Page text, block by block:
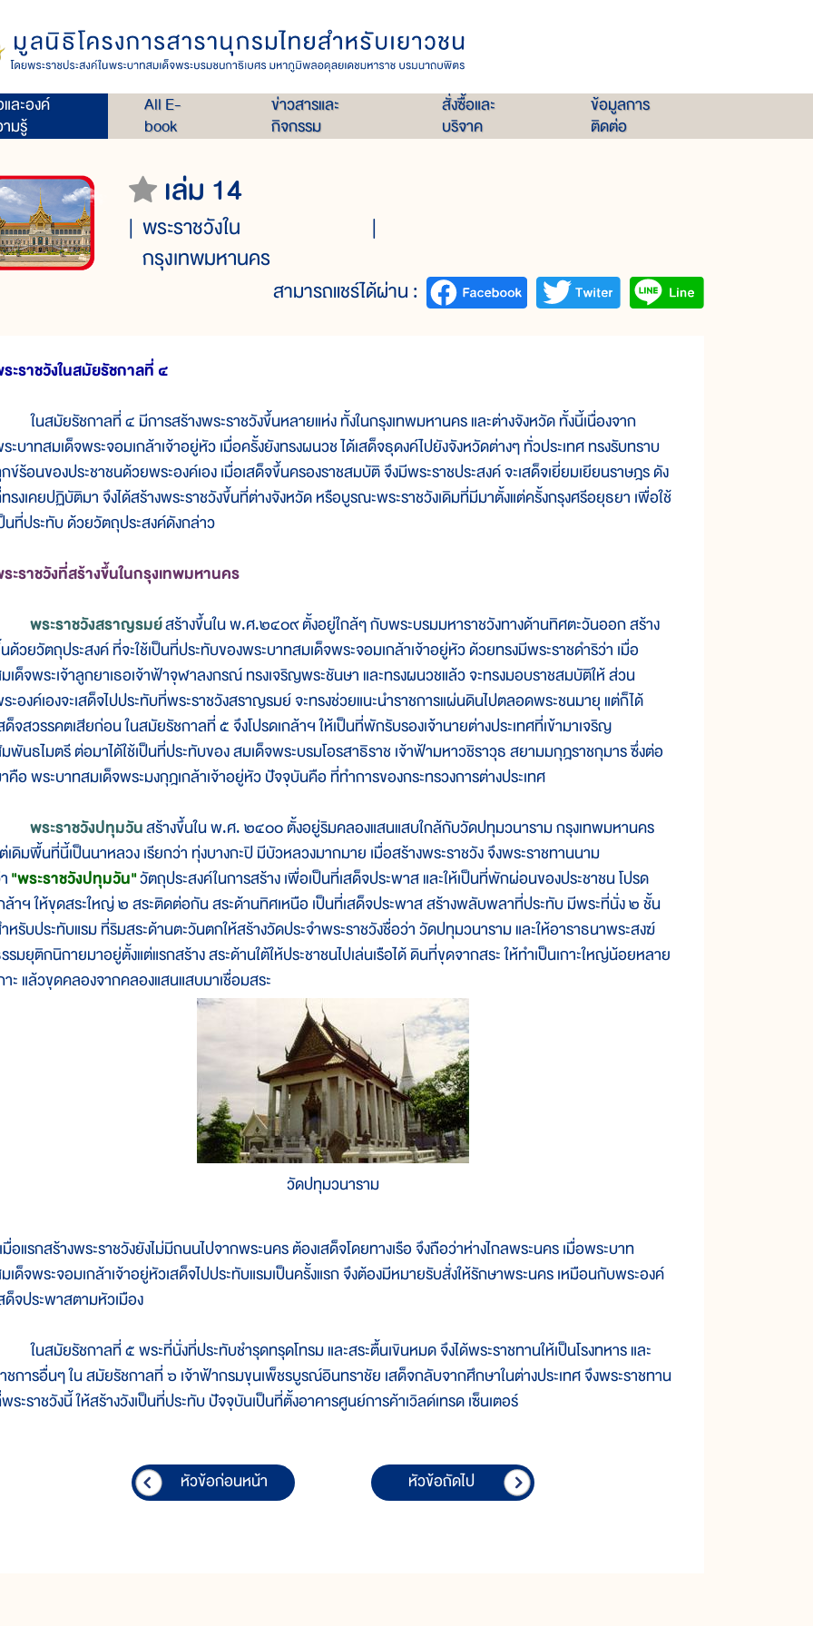
ละองค์
มรู้
All E-
book
ข่าวสารและ
กิจกรรม
สั่งซื้อและ
บริจาค
ข้อมูลการ
ติดต่อ
เล่ม 14
พระราชวังใน
กรุงเทพมหานคร
สามารถแชร์ได้ผ่าน :
ะราชวังในสมัยรัชกาลที่ ๔
ในสมัยรัชกาลที่ ๔ มีการสร้างพระราชวังขึ้นหลายแห่ง ทั้งในกรุงเทพมหานคร และต่างจังหวัด ทั้งนี้เนื่องจาก
ะบาทสมเด็จพระจอมเกล้าเจ้าอยู่หัว เมื่อครั้งยังทรงผนวช ได้เสด็จธุดงค์ไปยังจังหวัดต่างๆ ทั่วประเทศ ทรงรับทราบ
ข์ร้อนของประชาชนด้วยพระองค์เอง เมื่อเสด็จขึ้นครองราชสมบัติ จึงมีพระราชประสงค์ จะเสด็จเยี่ยมเยียนราษฎร ดัง
รงเคยปฏิบัติมา จึงได้สร้างพระราชวังขึ้นที่ต่างจังหวัด หรือบูรณะพระราชวังเดิมที่มีมาตั้งแต่ครั้งกรุงศรีอยุธยา เพื่อใช้
นที่ประทับ ด้วยวัตถุประสงค์ดังกล่าว
ะราชวังที่สร้างขึ้นในกรุงเทพมหานคร
พระราชวังสราญรมย์สร้างขึ้นใน พ.ศ.๒๔๐๙ ตั้งอยู่ใกล้ๆ กับพระบรมมหาราชวังทางด้านทิศตะวันออก สร้าง
ด้วยวัตถุประสงค์ ที่จะใช้เป็นที่ประทับของพระบาทสมเด็จพระจอมเกล้าเจ้าอยู่หัว ด้วยทรงมีพระราชดำริว่า เมื่อ
เด็จพระเจ้าลูกยาเธอเจ้าฟ้าจุฬาลงกรณ์ ทรงเจริญพระชันษา และทรงผนวชแล้ว จะทรงมอบราชสมบัติให้ ส่วน
ะองค์เองจะเสด็จไปประทับที่พระราชวังสราญรมย์ จะทรงช่วยแนะนำราชการแผ่นดินไปตลอดพระชนมายุ แต่ก็ได้
ด็จสวรรคตเสียก่อน ในสมัยรัชกาลที่ ๕ จึงโปรดเกล้าฯ ให้เป็นที่พักรับรองเจ้านายต่างประเทศที่เข้ามาเจริญ
พันธไมตรี ต่อมาได้ใช้เป็นที่ประทับของ สมเด็จพระบรมโอรสาธิราช เจ้าฟ้ามหาวชิราวุธ สยามมกุฎราชกุมาร ซึ่งต่อ
คือ พระบาทสมเด็จพระมงกุฎเกล้าเจ้าอยู่หัว ปัจจุบันคือ ที่ทำการของกระทรวงการต่างประเทศ
พระราชวังปทุมวันสร้างขึ้นใน พ.ศ. ๒๔๐๐ ตั้งอยู่ริมคลองแสนแสบใกล้กับวัดปทุมวนาราม กรุงเทพมหานคร
เดิมพื้นที่นี้เป็นนาหลวง เรียกว่า ทุ่งบางกะปิ มีบัวหลวงมากมาย เมื่อสร้างพระราชวัง จึงพระราชทานนาม
"พระราชวังปทุมวัน"วัตถุประสงค์ในการสร้าง เพื่อเป็นที่เสด็จประพาส และให้เป็นที่พักผ่อนของประชาชน โปรด
ล้าฯ ให้ขุดสระใหญ่ ๒ สระติดต่อกัน สระด้านทิศเหนือ เป็นที่เสด็จประพาส สร้างพลับพลาที่ประทับ มีพระที่นั่ง ๒ ชั้น
หรับประทับแรม ที่ริมสระด้านตะวันตกให้สร้างวัดประจำพระราชวังชื่อว่า วัดปทุมวนาราม และให้อาราธนาพระสงฆ์
รมยุติกนิกายมาอยู่ตั้งแต่แรกสร้าง สระด้านใต้ให้ประชาชนไปเล่นเรือได้ ดินที่ขุดจากสระ ให้ทำเป็นเกาะใหญ่น้อยหลาย
าะ แล้วขุดคลองจากคลองแสนแสบมาเชื่อมสระ
วัดปทุมวนาราม
เมื่อแรกสร้างพระราชวังยังไม่มีถนนไปจากพระนคร ต้องเสด็จโดยทางเรือ จึงถือว่าห่างไกลพระนคร เมื่อพระบาท
เด็จพระจอมเกล้าเจ้าอยู่หัวเสด็จไปประทับแรมเป็นครั้งแรก จึงต้องมีหมายรับสั่งให้รักษาพระนคร เหมือนกับพระองค์
ด็จประพาสตามหัวเมือง
ในสมัยรัชกาลที่ ๕ พระที่นั่งที่ประทับชำรุดทรุดโทรม และสระตื้นเขินหมด จึงได้พระราชทานให้เป็นโรงทหาร และ
ชการอื่นๆ ใน สมัยรัชกาลที่ ๖ เจ้าฟ้ากรมขุนเพ็ชรบูรณ์อินทราชัย เสด็จกลับจากศึกษาในต่างประเทศ จึงพระราชทาน
ระราชวังนี้ ให้สร้างวังเป็นที่ประทับ ปัจจุบันเป็นที่ตั้งอาคารศูนย์การค้าเวิลด์เทรด เซ็นเตอร์
หัวข้อก่อนหน้า หัวข้อถัดไป